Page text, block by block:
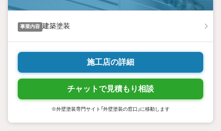
事業内容 建築塗装
施工店の詳細
チャットで見積もり相談
※外壁塗装専門サイト「外壁塗装の窓口」に移動します